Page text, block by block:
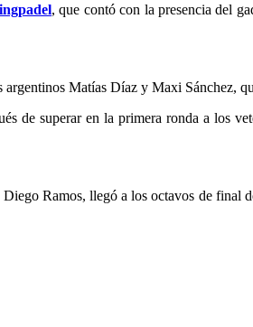
, que contó con la presencia del
argentinos Matías Díaz y Maxi Sánchez,
de superar en la primera ronda a los
Ramos, llegó a los octavos de final